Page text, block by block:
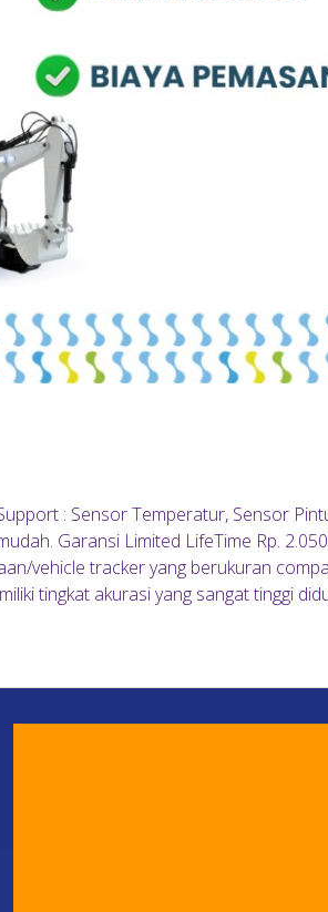
: Sensor Temperatur, Sensor
Garansi Limited LifeTime Rp.
vehicle tracker yang berukuran
tingkat akurasi yang sangat tinggi